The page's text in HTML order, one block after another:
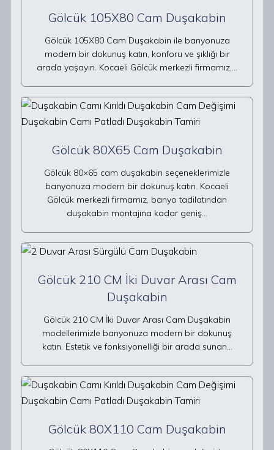
Gölcük 105X80 Cam Duşakabin
Gölcük 105X80 Cam Duşakabin ile banyonuza
modern bir dokunuş katın, konforu ve şıklığı bir
arada yaşayın. Kocaeli Gölcük merkezli firmamız,…
Gölcük 80X65 Cam Duşakabin
Gölcük 80×65 cam duşakabin seçeneklerimizle
banyonuza modern bir dokunuş katın. Kocaeli
Gölcük merkezli firmamız, banyo tadilatından
duşakabin montajına kadar geniş…
Gölcük 210 CM İki Duvar Arası Cam
Duşakabin
Gölcük 210 CM İki Duvar Arası Cam Duşakabin
modellerimizle banyonuza modern bir dokunuş
katın. Estetik ve fonksiyonelliği bir arada sunan…
Gölcük 80X110 Cam Duşakabin